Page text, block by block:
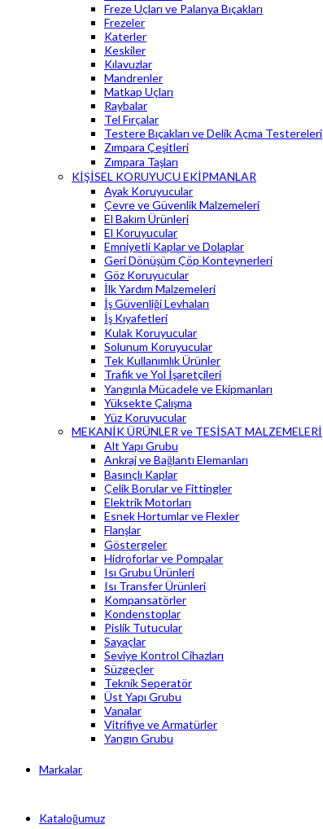
Freze Uçları ve Palanya Bıçakları
Frezeler
Katerler
Keskiler
Kılavuzlar
Mandrenler
Matkap Uçları
Raybalar
Tel Fırçalar
Testere Bıçakları ve Delik Açma Testereleri
Zımpara Çeşitleri
Zımpara Taşları
KİŞİSEL KORUYUCU EKİPMANLAR
Ayak Koruyucular
Çevre ve Güvenlik Malzemeleri
El Bakım Ürünleri
El Koruyucular
Emniyetli Kaplar ve Dolaplar
Geri Dönüşüm Çöp Konteynerleri
Göz Koruyucular
İlk Yardım Malzemeleri
İş Güvenliği Levhaları
İş Kıyafetleri
Kulak Koruyucular
Solunum Koruyucular
Tek Kullanımlık Ürünler
Trafik ve Yol İşaretçileri
Yangınla Mücadele ve Ekipmanları
Yüksekte Çalışma
Yüz Koruyucular
MEKANİK ÜRÜNLER ve TESİSAT MALZEMELERİ
Alt Yapı Grubu
Ankraj ve Bağlantı Elemanları
Basınçlı Kaplar
Çelik Borular ve Fittingler
Elektrik Motorları
Esnek Hortumlar ve Flexler
Flanşlar
Göstergeler
Hidroforlar ve Pompalar
Isı Grubu Ürünleri
Isı Transfer Ürünleri
Kompansatörler
Kondenstoplar
Pislik Tutucular
Sayaçlar
Seviye Kontrol Cihazları
Süzgeçler
Teknik Seperatör
Üst Yapı Grubu
Vanalar
Vitrifiye ve Armatürler
Yangın Grubu
Markalar
Kataloğumuz